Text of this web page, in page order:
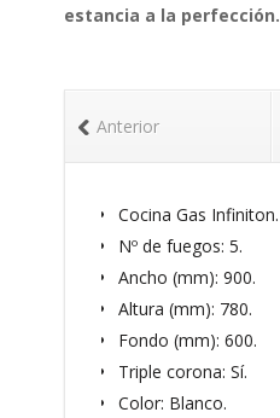
estancia a la perfección.
Anterior
Cocina Gas Infiniton.
Nº de fuegos: 5.
Ancho (mm): 900.
Altura (mm): 780.
Fondo (mm): 600.
Triple corona: Sí.
Color: Blanco.